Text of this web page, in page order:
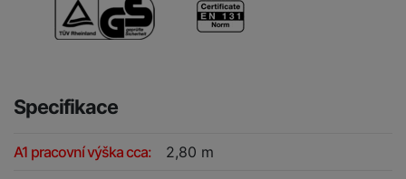
Specifikace
A1 pracovní výška cca: 2,80 m